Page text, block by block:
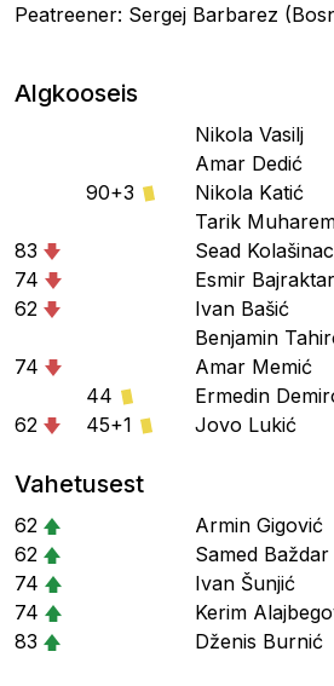
Peatreener: Sergej Barbarez
Algkooseis
Nikola Vasilj
Amar Dedić
90+3
Nikola Katić
Tarik
83
Sead Kolašinac
74
Esmir
62
Ivan Bašić
Benjamin
74
Amar Memić
44
Ermedin
62
45+1 Jovo Lukić
Vahetusest
62 Armin Gigović
62
Samed Baždar
74
Ivan Šunjić
74
Kerim
83
Dženis Burnić